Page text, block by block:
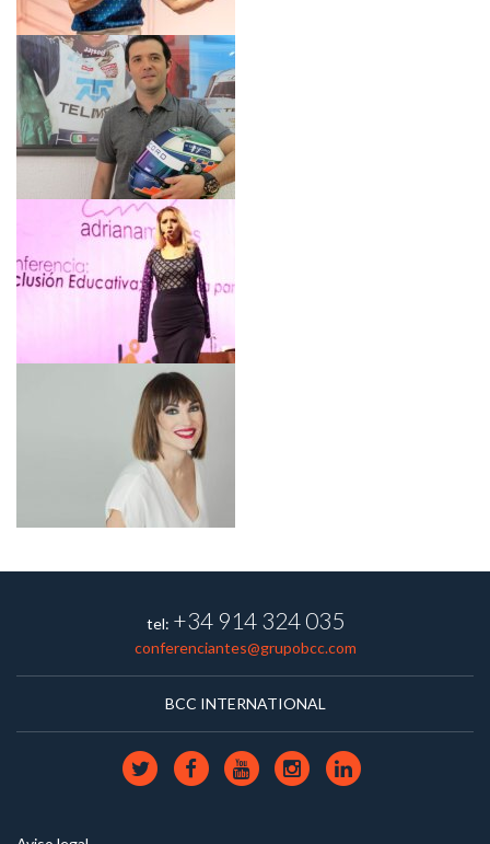
tel: +34 914 324 035
conferenciantes@grupobcc.com
BCC INTERNATIONAL